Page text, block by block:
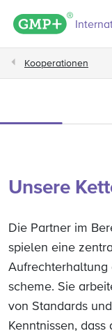
GMP+
Kooperationen
Unsere
Die Partner im
spielen eine
Aufrechterhaltung
scheme. Sie
von Standards
Kenntnissen,